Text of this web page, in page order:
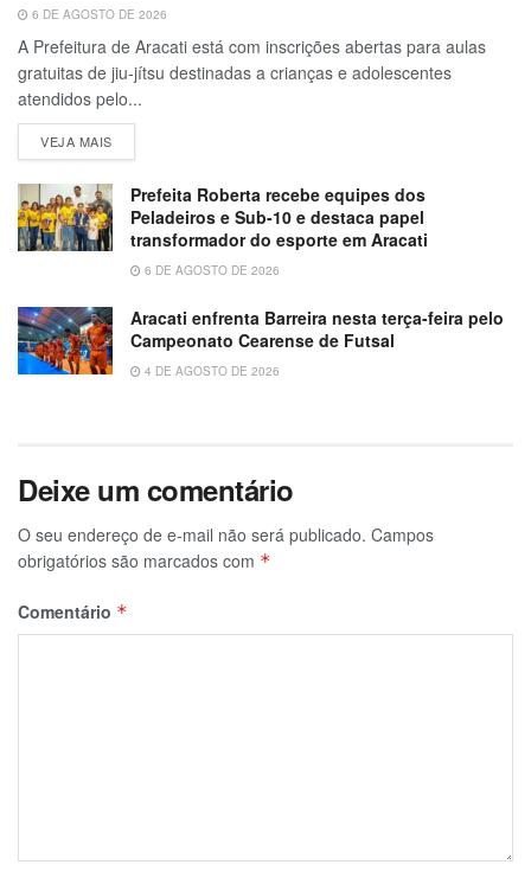
6 DE AGOSTO DE 2026
A Prefeitura de Aracati está com inscrições abertas para aulas
gratuitas de jiu-jítsu destinadas a crianças e adolescentes
atendidos pelo...
VEJA MAIS
Prefeita Roberta recebe equipes dos
Peladeiros e Sub-10 e destaca papel
transformador do esporte em Aracati
6 DE AGOSTO DE 2026
Aracati enfrenta Barreira nesta terça-feira pelo
Campeonato Cearense de Futsal
4 DE AGOSTO DE 2026
Deixe um comentário
O seu endereço de e-mail não será publicado. Campos
obrigatórios são marcados com *
Comentário *